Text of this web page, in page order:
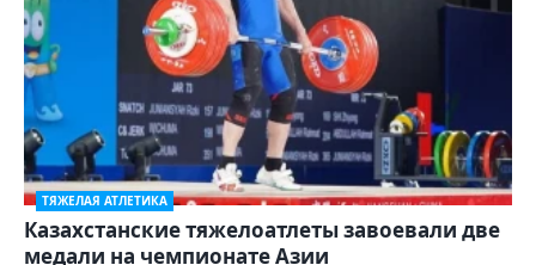
ТЯЖЕЛАЯ АТЛЕТИКА
Казахстанские тяжелоатлеты завоевали две
медали на чемпионате Азии